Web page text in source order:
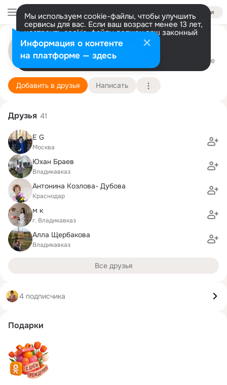
Войти
Мы используем cookie-файлы, чтобы улучшить
сервисы для вас. Если ваш возраст менее 13 лет,
настроить cookie-файлы должен ваш законный
представитель. Больше информации
Разрешить все Настроить
SVETLANA SSS
Москва 21 сентября (49 лет) Подробнее
Добавить в друзья Написать
Друзья 41
E G
Москва
Юхан Браев
Владикавказ
Антонина Козлова- Дубова
Краснодар
м к
г. Владикавказ
Алла Щербакова
Владикавказ
Все друзья
4 подписчика
Подарки
Информация о контенте
на платформе — здесь